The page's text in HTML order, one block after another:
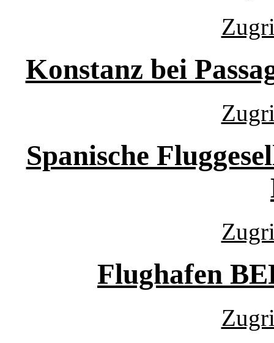
Konstanz bei
Spanische
Flughafen